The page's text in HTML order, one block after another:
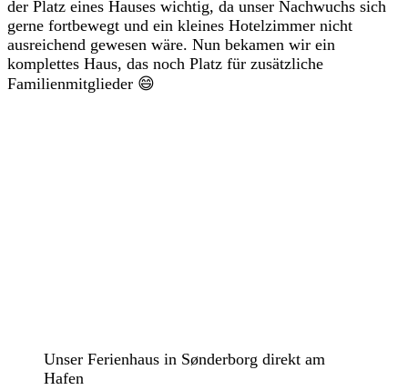
der Platz eines Hauses wichtig, da unser Nachwuchs sich
gerne fortbewegt und ein kleines Hotelzimmer nicht
ausreichend gewesen wäre. Nun bekamen wir ein
komplettes Haus, das noch Platz für zusätzliche
Familienmitglieder 😄
Unser Ferienhaus in Sønderborg direkt am
Hafen